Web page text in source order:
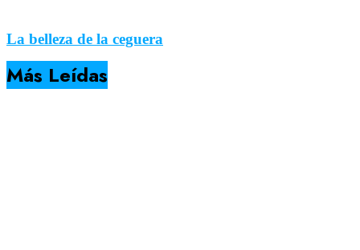
La belleza de la ceguera
Más Leídas